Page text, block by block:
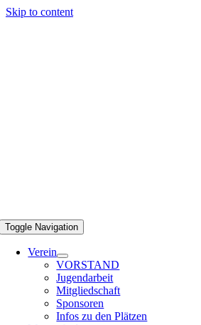
Skip to content
Toggle Navigation
Verein
VORSTAND
Jugendarbeit
Mitgliedschaft
Sponsoren
Infos zu den Plätzen